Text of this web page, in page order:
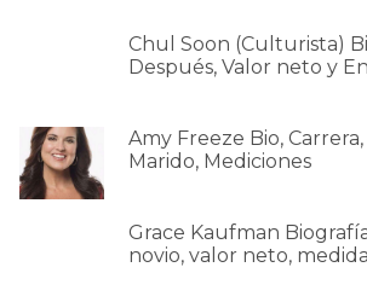
Chul Soon (Culturista)
Después, Valor neto y
Amy Freeze Bio,
Marido, Mediciones
Grace Kaufman
novio, valor neto,